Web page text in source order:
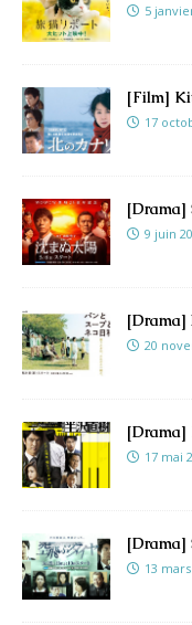
5
[Film]
17
[Drama]
9 juin
[Drama]
20
[Drama]
17 mai
[Drama]
13